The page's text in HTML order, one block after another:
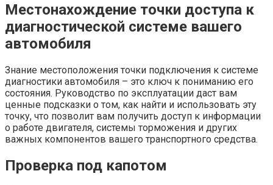
Местонахождение точки доступа к
диагностической системе вашего
автомобиля
Знание местоположения точки подключения к системе
диагностики автомобиля – это ключ к пониманию его
состояния. Руководство по эксплуатации даст вам
ценные подсказки о том, как найти и использовать эту
точку, что позволит вам получить доступ к информации
о работе двигателя, системы торможения и других
важных компонентов вашего транспортного средства.
Проверка под капотом